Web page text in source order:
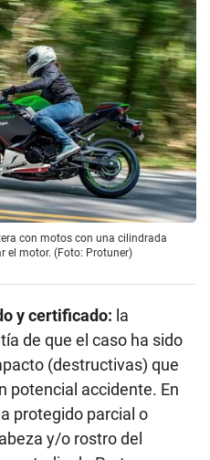
con motos con una cilindrada
el motor. (Foto: Protuner)
y certificado: la
de que el caso ha sido
(destructivas) que
potencial accidente. En
protegido parcial o
y/o rostro del